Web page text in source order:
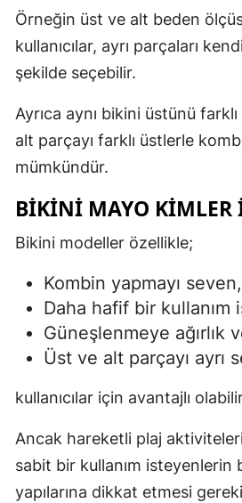
Örneğin üst ve alt beden
kullanıcılar, ayrı parçaları
şekilde seçebilir.
Ayrıca aynı bikini üstünü
alt parçayı farklı üstlerle
mümkündür.
BIKINI MAYO KIMLER
Bikini modeller özellikle;
Kombin yapmayı seven,
Daha hafif bir kullanım
Güneşlenmeye ağırlık
Üst ve alt parçayı ayrı
kullanıcılar için avantajlı
Ancak hareketli plaj aktiviteleri
sabit bir kullanım isteyenlerin
yapılarına dikkat etmesi